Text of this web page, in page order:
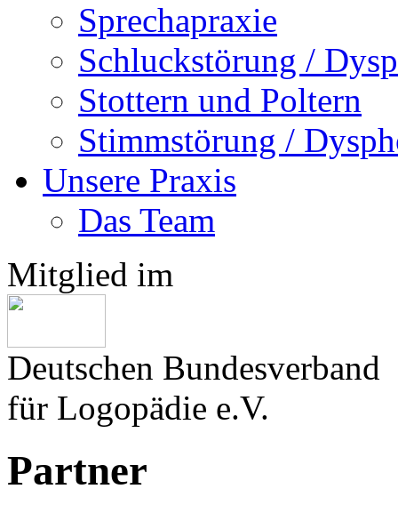
Sprechapraxie
Schluckstörung /
Stottern und Poltern
Stimmstörung /
Unsere Praxis
Das Team
Mitglied im
Deutschen Bundesverband
für Logopädie e.V.
Partner